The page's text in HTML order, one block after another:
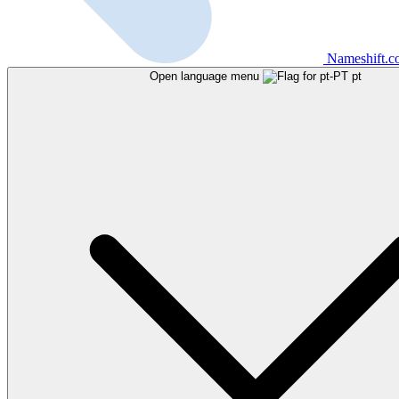
Open language menu pt